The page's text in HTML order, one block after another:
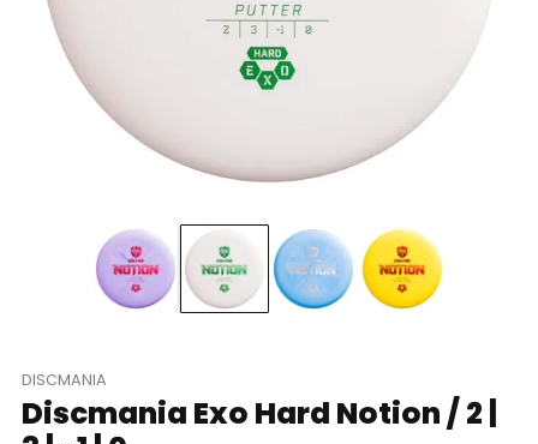
DISCMANIA
Discmania Exo Hard Notion / 2 |